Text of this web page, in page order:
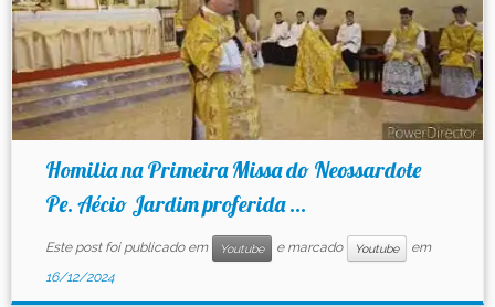
Homilia na Primeira Missa do Neossardote
Pe. Aécio Jardim proferida ...
Este post foi publicado em Youtube e marcado Youtube
em
16/12/2024